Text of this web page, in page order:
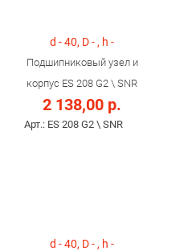
d - 40, D - , h -
Подшипниковый узел и
корпус ES 208 G2 \ SNR
2 138,00 р.
Арт.: ES 208 G2 \ SNR
d - 40, D - , h -